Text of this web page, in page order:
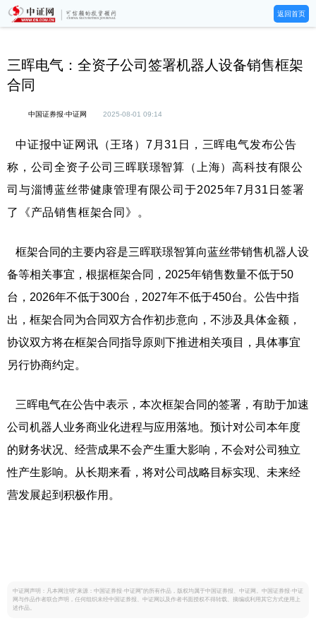
返回首页
三晖电气：全资子公司签署机器人设备销售框架
合同
中国证券报·中证网 2025-08-01 09:14
中证报中证网讯（王珞）7月31日，三晖电气发布公告
称，公司全资子公司三晖联璟智算（上海）高科技有限公
司与淄博蓝丝带健康管理有限公司于2025年7月31日签署
了《产品销售框架合同》。
框架合同的主要内容是三晖联璟智算向蓝丝带销售机器人设
备等相关事宜，根据框架合同，2025年销售数量不低于50
台，2026年不低于300台，2027年不低于450台。公告中指
出，框架合同为合同双方合作初步意向，不涉及具体金额，
协议双方将在框架合同指导原则下推进相关项目，具体事宜
另行协商约定。
三晖电气在公告中表示，本次框架合同的签署，有助于加速
公司机器人业务商业化进程与应用落地。预计对公司本年度
的财务状况、经营成果不会产生重大影响，不会对公司独立
性产生影响。从长期来看，将对公司战略目标实现、未来经
营发展起到积极作用。
中证网声明：凡本网注明“来源：中国证券报·中证网”的所有作品，版权均属于中国证券报、中证网。中国证券报·中证
网与作品作者联合声明，任何组织未经中国证券报、中证网以及作者书面授权不得转载、摘编或利用其它方式使用上
述作品。